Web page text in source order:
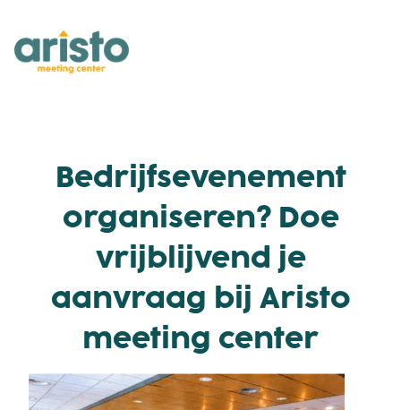
Bedrijfsevenement
organiseren? Doe
vrijblijvend je
aanvraag bij Aristo
meeting center